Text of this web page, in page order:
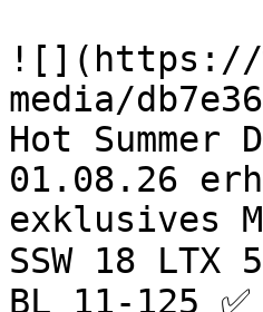
![](https://
media/
Hot Summer
01.08.26
exklusives
SSW 18
BL 11-125